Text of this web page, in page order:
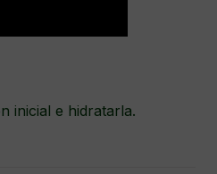
inicial e hidratarla.